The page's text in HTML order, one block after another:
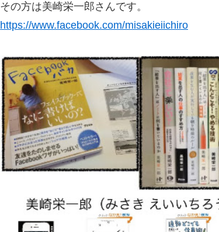
その方は美崎栄一郎さんです。
https://www.facebook.com/misakieiichiro